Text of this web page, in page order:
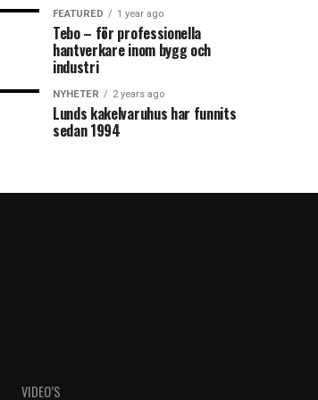
FEATURED 1 year ago
Tebo – för professionella
hantverkare inom bygg och
industri
NYHETER 2 years ago
Lunds kakelvaruhus har funnits
sedan 1994
VIDEO’S